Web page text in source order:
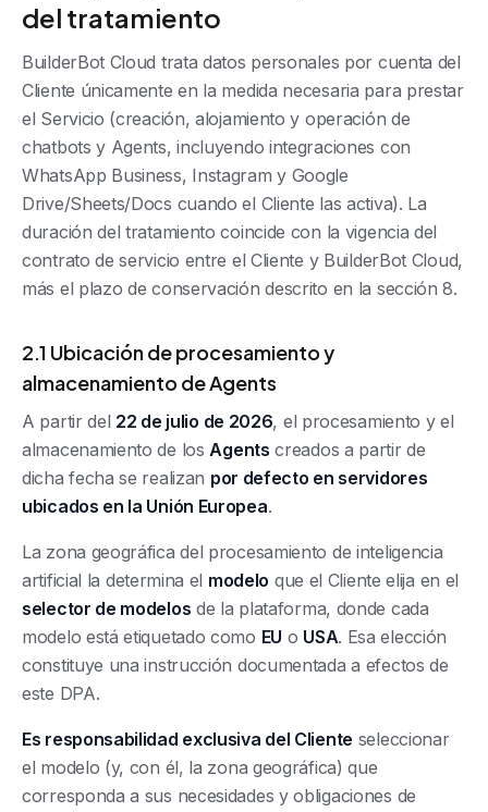
del tratamiento
BuilderBot Cloud trata datos personales por cuenta del
Cliente únicamente en la medida necesaria para prestar
el Servicio (creación, alojamiento y operación de
chatbots y Agents, incluyendo integraciones con
WhatsApp Business, Instagram y Google
Drive/Sheets/Docs cuando el Cliente las activa). La
duración del tratamiento coincide con la vigencia del
contrato de servicio entre el Cliente y BuilderBot Cloud,
más el plazo de conservación descrito en la sección 8.
2.1 Ubicación de procesamiento y
almacenamiento de Agents
A partir del 22 de julio de 2026, el procesamiento y el
almacenamiento de losAgents creados a partir de
dicha fecha se realizan por defecto en servidores
ubicados en la Unión Europea.
La zona geográfica del procesamiento de inteligencia
artificial la determina el modelo que el Cliente elija en el
selector de modelos de la plataforma, donde cada
modelo está etiquetado como EU o USA. Esa elección
constituye una instrucción documentada a efectos de
este DPA.
Es responsabilidad exclusiva del Cliente seleccionar
el modelo (y, con él, la zona geográfica) que
corresponda a sus necesidades y obligaciones de